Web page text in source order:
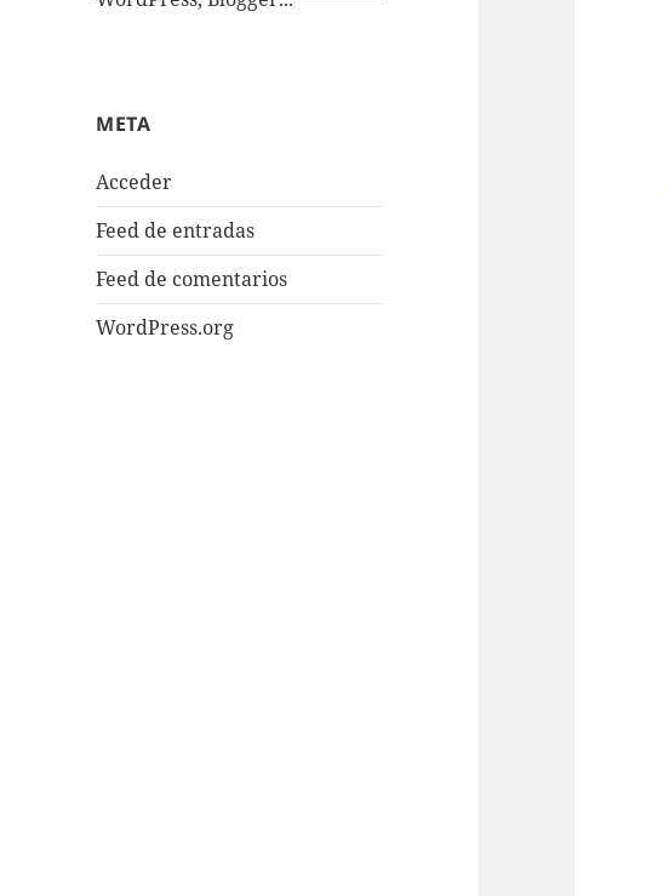
META
Acceder
Feed de entradas
Feed de comentarios
WordPress.org